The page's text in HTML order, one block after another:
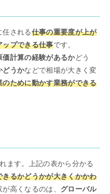
される仕事の重要度が上が
ップできる仕事です。
価計算の経験があるかどう
どうかなどで相場が大きく変
ために動かす業務ができる
ます。上記の表から分かる
きるかどうかが大きくかかわ
高くなるのは、 グローバル